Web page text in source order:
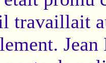
travaillait